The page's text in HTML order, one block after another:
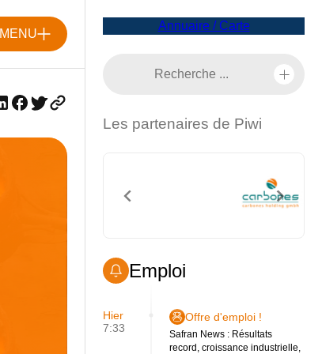
MENU
Annuaire / Carte
Les partenaires de Piwi
Emploi
Hier
7:33
Offre d'emploi !
Safran News : Résultats
record, croissance industrielle,